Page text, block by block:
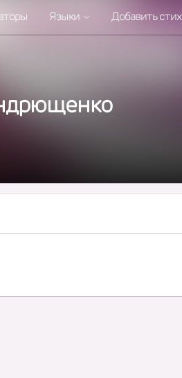
Языки Добавить стих